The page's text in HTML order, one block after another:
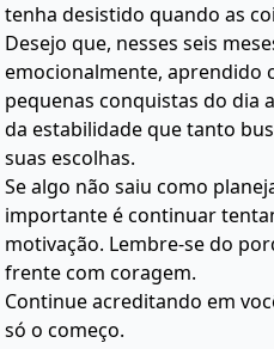
tenha desistido quando as
Desejo que, nesses seis
emocionalmente, aprendido
pequenas conquistas do dia
da estabilidade que tanto
suas escolhas.
Se algo não saiu como
importante é continuar
motivação. Lembre-se do
frente com coragem.
Continue acreditando em
só o começo.